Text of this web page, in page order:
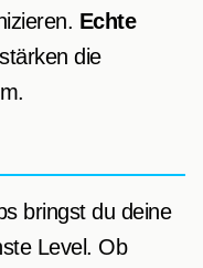
Echte
die
bringst du deine
Level. Ob